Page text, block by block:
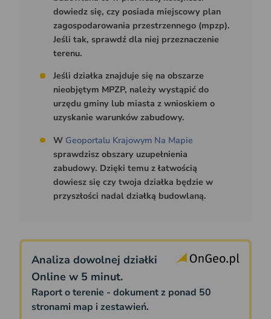
dowiedz się, czy posiada miejscowy plan
zagospodarowania przestrzennego (mpzp).
Jeśli tak, sprawdź dla niej przeznaczenie
terenu.
Jeśli działka znajduje się na obszarze
nieobjętym MPZP, należy wystąpić do
urzędu gminy lub miasta z wnioskiem o
uzyskanie warunków zabudowy.
W Geoportalu Krajowym Na Mapie
sprawdzisz obszary uzupełnienia
zabudowy. Dzięki temu z łatwością
dowiesz się czy twoja działka będzie w
przyszłości nadal działką budowlaną.
Analiza dowolnej działki
Online w 5 minut.
Raport o terenie - dokument z ponad 50
stronami map i zestawień.